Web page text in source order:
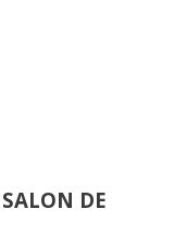
DE